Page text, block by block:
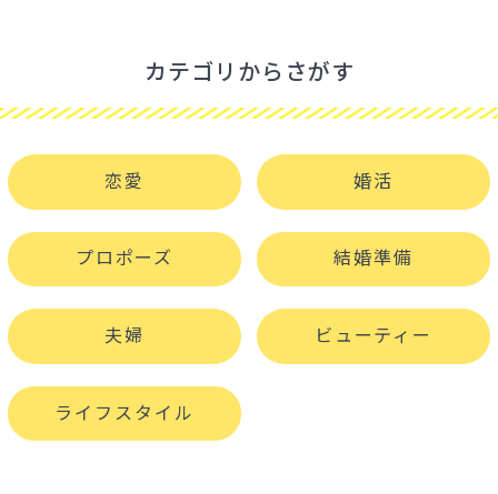
カテゴリからさがす
恋愛 婚活
プロポーズ 結婚準備
夫婦 ビューティー
ライフスタイル